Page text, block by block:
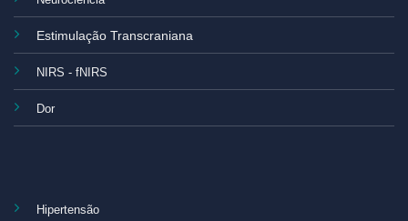
Estimulação Transcraniana
NIRS - fNIRS
Dor
Hipertensão